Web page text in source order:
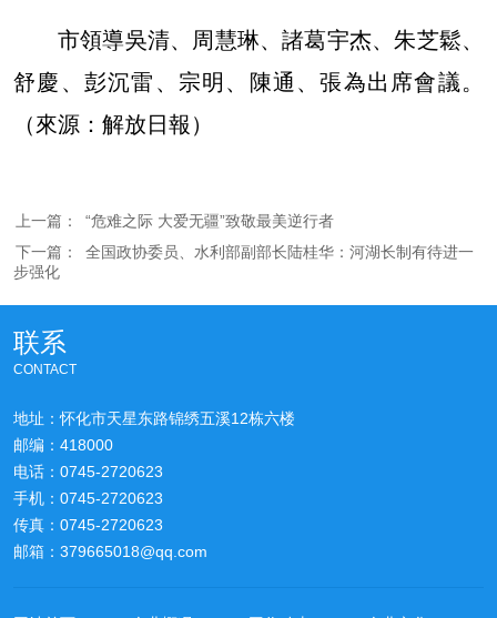
市領導吳清、周慧琳、諸葛宇杰、朱芝鬆、
舒慶、彭沉雷、宗明、陳通、張為出席會議。
（來源：解放日報）
上一篇：
“危难之际 大爱无疆”致敬最美逆行者
下一篇：
全国政协委员、水利部副部长陆桂华：河湖长制有待进一
步强化
联系
CONTACT
地址：怀化市天星东路锦绣五溪12栋六楼
邮编：418000
电话：0745-2720623
手机：0745-2720623
传真：0745-2720623
邮箱：379665018@qq.com